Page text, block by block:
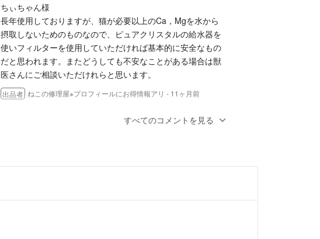
【お得情報2】
荷物サイズが60サイズを
超えるものならば、配送先が
＜関西＞＜東海＞＜上越＞＜北陸＞＜関東＞
地方の方ならお支払日の2日後より配達希望日、
希望時間を選べます。
注文時にコメントにご希望を添えていただければ
ちぃちゃん様
長年使用しておりますが、猫が必要以上のCa，Mgを水から
摂取しないためのものなので、ピュアクリスタルの給水器を
使いフィルターを使用していただければ基本的に安全なもの
だと思われます。またどうしても不安なことがある場合は獣
医さんにご相談いただけれらと思います。
出品者 ねこの修理屋※プロフィールにお得情報アリ - 11ヶ月前
すので、お取引お待ちしております。また商品の写真に、箱
すべてのコメントを見る